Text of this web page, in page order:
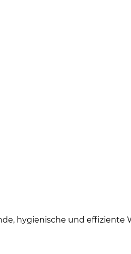
hygienische und effiziente